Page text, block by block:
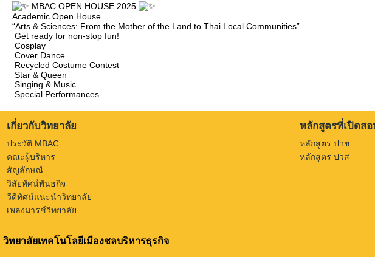
MBAC OPEN HOUSE 2025
Academic Open House
“Arts & Sciences: From the Mother of the Land to Thai Local Communities”
Get ready for non-stop fun!
Cosplay
Cover Dance
Recycled Costume Contest
Star & Queen
Singing & Music
Special Performances
เกี่ยวกับวิทยาลัย
ประวัติ MBAC
คณะผู้บริหาร
สัญลักษณ์
วิสัยทัศน์พันธกิจ
วีดีทัศน์แนะนำวิทยาลัย
เพลงมารช์วิทยาลัย
หลักสูตรที่เปิดสอ
หลักสูตร ปวช
หลักสูตร ปวส
วิทยาลัยเทคโนโลยีเมืองชลบริหารธุรกิจ